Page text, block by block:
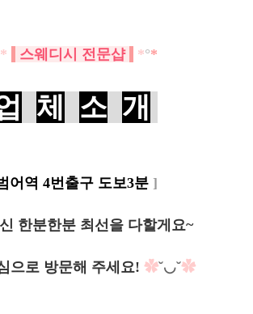
* 스웨디시 전문샵 *°*
체 소 개
어역 4번출구 도보3분 ]
한분한분 최선을 다할게요~
으로 방문해 주세요! ✿˘◡˘✿